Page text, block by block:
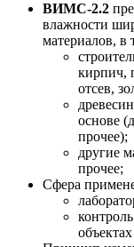
ВИМС-2.2
влажности
материалов, в
кирпич,
отсев,
основе
прочее);
другие
прочее;
Сфера